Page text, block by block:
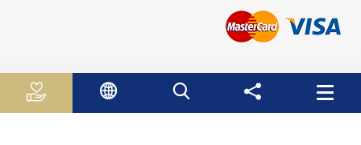
روابط مفيدة